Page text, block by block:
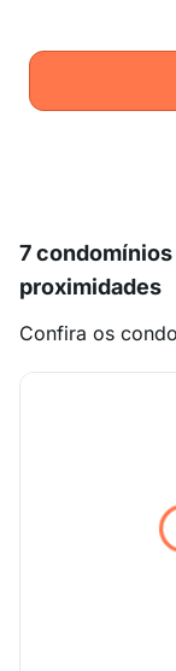
7 condomínios
proximidades
Confira os